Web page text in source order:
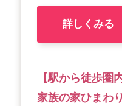
詳しくみる
【駅から徒歩圏
家族の家ひまわ